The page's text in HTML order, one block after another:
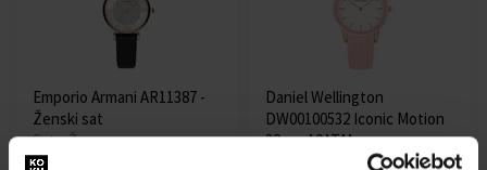
Emporio Armani AR11387 -
Ženski sat
Sat - Žene
Daniel Wellington
DW00100532 Iconic Motion
32mm 10ATM